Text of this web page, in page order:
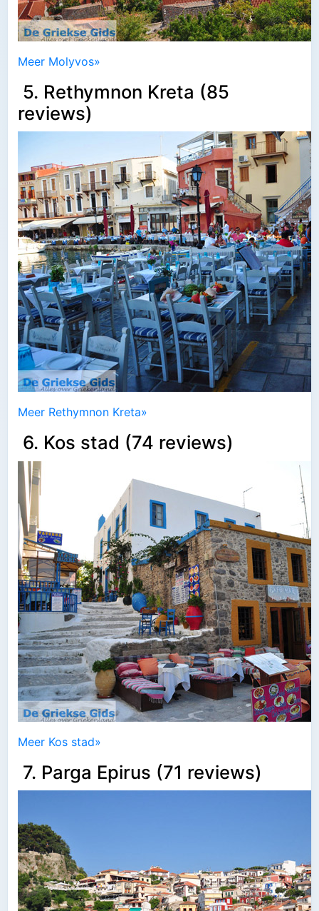
Meer Molyvos»
5. Rethymnon Kreta (85
reviews)
Meer Rethymnon Kreta»
6. Kos stad (74 reviews)
Meer Kos stad»
7. Parga Epirus (71 reviews)